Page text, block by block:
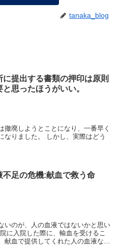
tanaka_blog
に提出する書類の押印は原則
と思ったほうがいい。
廃しようとことになり、一番早く
なりました。 しかし、実際はどう
不足の危機:献血で救う命
いのが、人の血液ではないかと思い
献血で提供してくれた人の血液なの